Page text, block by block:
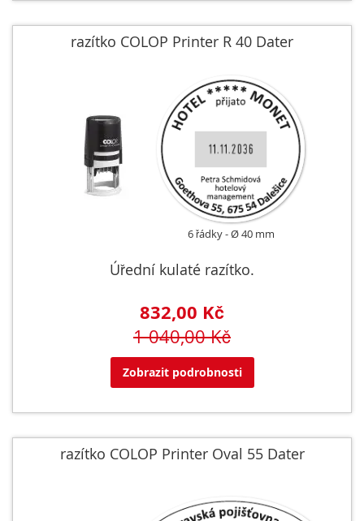
razítko COLOP Printer R 40 Dater
6 řádky Ø 40 mm
Úřední kulaté razítko.
832,00 Kč
1 040,00 Kč
Zobrazit podrobnosti
razítko COLOP Printer Oval 55 Dater